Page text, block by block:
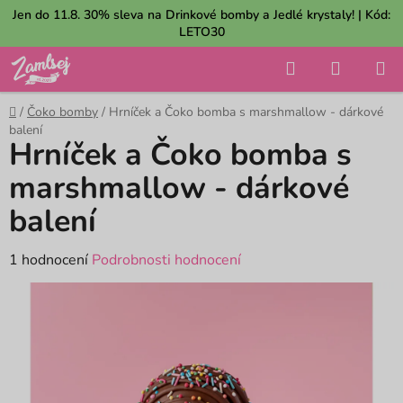
Přejít
obsah
Jen do 11.8. 30% sleva na Drinkové bomby a Jedlé krystaly! | Kód:
LETO30
Hledat
KOŠÍK
Domů
/ Čoko bomby / Hrníček a Čoko bomba s marshmallow - dárkové
balení
Hrníček a Čoko bomba s
marshmallow - dárkové
balení
Průměrné
hodnocení
1 hodnocení Podrobnosti hodnocení